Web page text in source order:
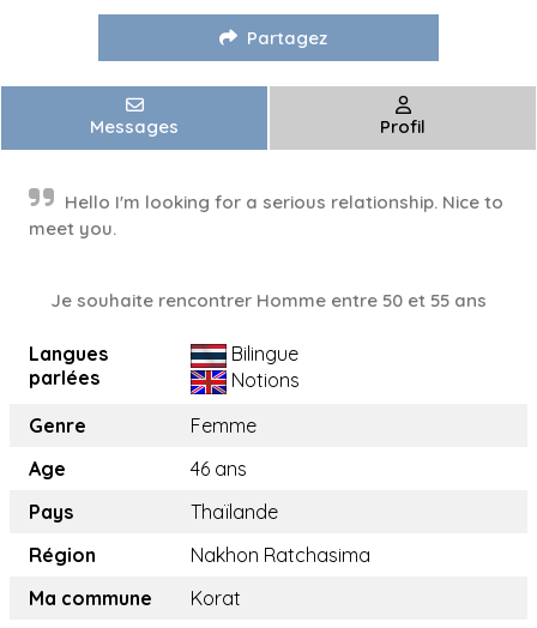
Partagez
Messages Profil
Hello I'm looking for a serious relationship. Nice to
meet you.
Je souhaite rencontrer Homme entre 50 et 55 ans
Langues
parlées
Bilingue
Notions
Genre
Femme
Age
46 ans
Pays
Thaïlande
Région
Nakhon Ratchasima
Ma commune
Korat